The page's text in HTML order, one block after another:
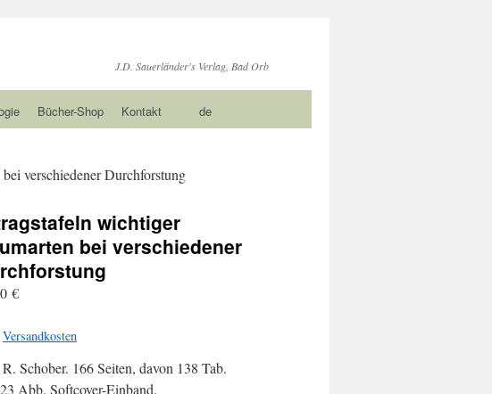
J.D. Sauerländer's Verlag, Bad Orb
Bücher-Shop Kontakt de
verschiedener Durchforstung
wichtiger
bei verschiedener
€
Versandkosten
Schober. 166 Seiten, davon 138 Tab.
Abb. Softcover-Einband.